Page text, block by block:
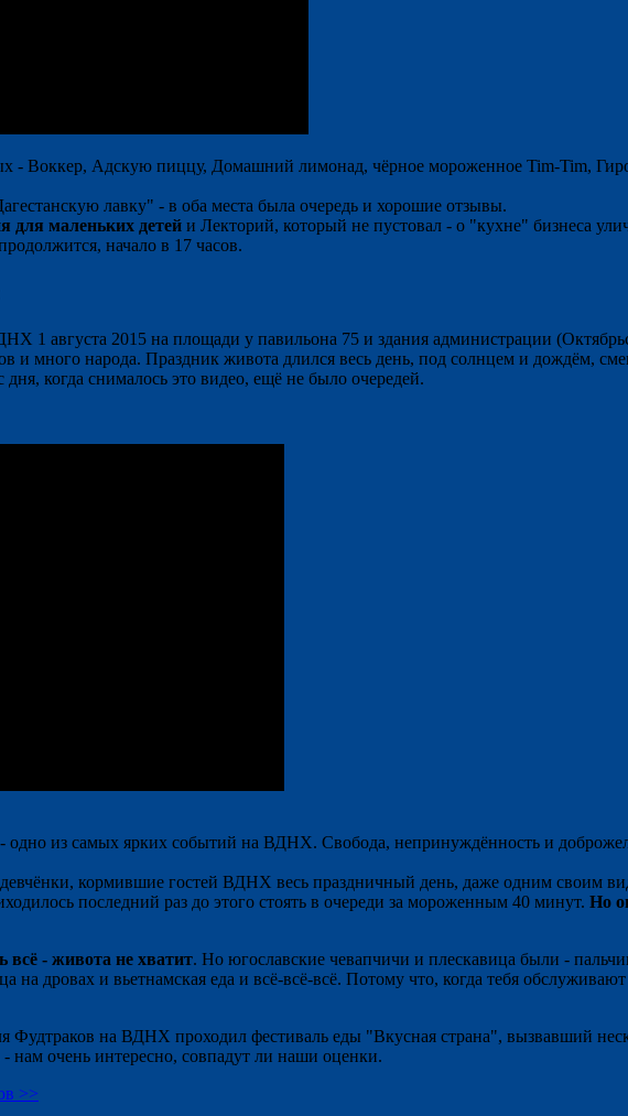
- Воккер, Адскую пиццу, Домашний лимонад, чёрное мороженное Tim-Tim,
лавку" - в оба места была очередь и хорошие отзывы.
для маленьких детей и Лекторий, который не пустовал - о "кухне" бизнеса
начало в 17 часов.
1 августа 2015 на площади у павильона 75 и здания администрации
и много народа. Праздник живота длился весь день, под солнцем и дождём,
дня, когда снималось это видео, ещё не было очередей.
одно из самых ярких событий на ВДНХ. Свобода, непринуждённость и
кормившие гостей ВДНХ весь праздничный день, даже одним своим
последний раз до этого стоять в очереди за мороженным 40 минут. Но
всё - живота не хватит. Но югославские чевапчичи и плескавица были -
на дровах и вьетнамская еда и всё-всё-всё. Потому что, когда тебя
Фудтраков на ВДНХ проходил фестиваль еды "Вкусная страна", вызвавший
нам очень интересно, совпадут ли наши оценки.
>>